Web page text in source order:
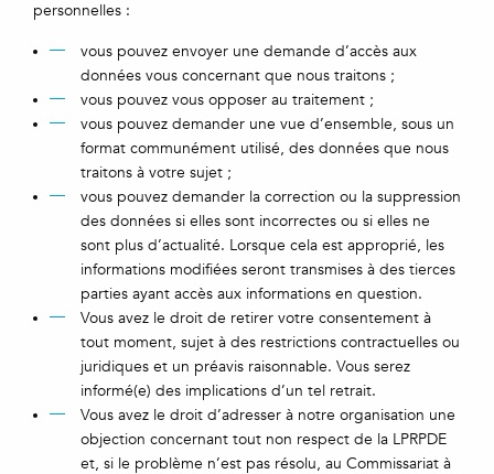
personnelles :
vous pouvez envoyer une demande d’accès aux
données vous concernant que nous traitons ;
vous pouvez vous opposer au traitement ;
vous pouvez demander une vue d’ensemble, sous un
format communément utilisé, des données que nous
traitons à votre sujet ;
vous pouvez demander la correction ou la suppression
des données si elles sont incorrectes ou si elles ne
sont plus d’actualité. Lorsque cela est approprié, les
informations modifiées seront transmises à des tierces
parties ayant accès aux informations en question.
Vous avez le droit de retirer votre consentement à
tout moment, sujet à des restrictions contractuelles ou
juridiques et un préavis raisonnable. Vous serez
informé(e) des implications d’un tel retrait.
Vous avez le droit d’adresser à notre organisation une
objection concernant tout non respect de la LPRPDE
et, si le problème n’est pas résolu, au Commissariat à